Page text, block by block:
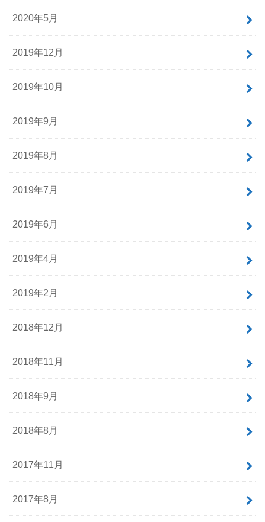
2020年5月
2019年12月
2019年10月
2019年9月
2019年8月
2019年7月
2019年6月
2019年4月
2019年2月
2018年12月
2018年11月
2018年9月
2018年8月
2017年11月
2017年8月